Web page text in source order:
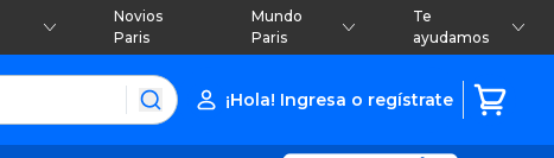
Novios
Paris
Mundo
Paris
Te
ayudamos
¡Hola! Ingresa o regístrate